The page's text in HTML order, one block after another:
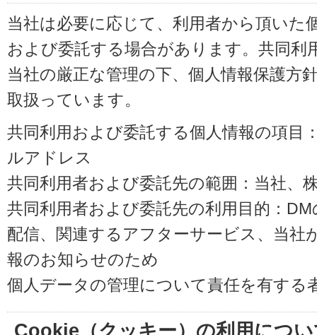
当社は必要に応じて、利用者から頂いた
および委託する場合があります。共同利
当社の厳正な管理の下、個人情報保護方
取扱っています。
共同利用および委託する個人情報の項目
ルアドレス
共同利用者および委託先の範囲：当社、
共同利用者および委託先の利用目的：
配信、関連するアフターサービス、当社
報のお知らせのため
個人データの管理について責任を有する
Cookie（クッキー）の利用につ